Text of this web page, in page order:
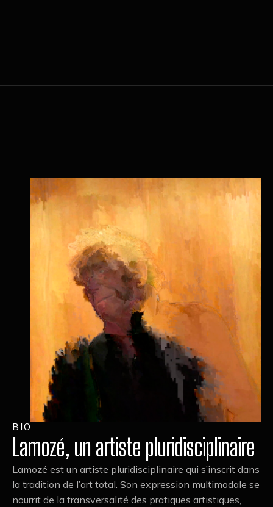
BIO
Lamozé, un artiste pluridisciplinaire
Lamozé est un artiste pluridisciplinaire qui s’inscrit dans
la tradition de l’art total. Son expression multimodale se
nourrit de la transversalité des pratiques artistiques,